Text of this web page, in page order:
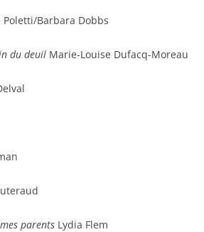
Poletti/Barbara Dobbs
du deuil Marie-Louise Dufacq-Moreau
parents Lydia Flem